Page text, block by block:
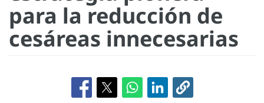
para la reducción de
cesáreas innecesarias